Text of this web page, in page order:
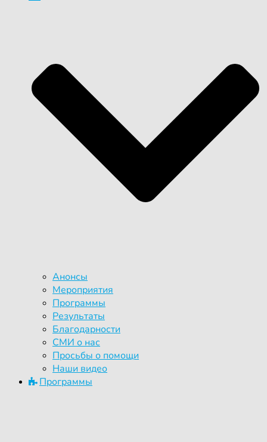
Анонсы
Мероприятия
Программы
Результаты
Благодарности
СМИ о нас
Просьбы о помощи
Наши видео
Программы